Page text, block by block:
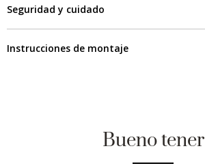
Seguridad y cuidado
Instrucciones de montaje
Bueno tener